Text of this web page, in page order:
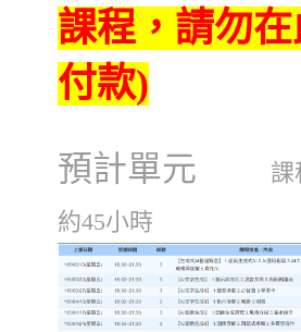
課程，請勿
付款)
預計單元
課
約45小時